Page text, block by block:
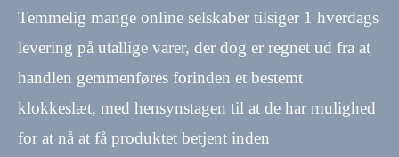
Temmelig mange online selskaber tilsiger 1 hverdags
levering på utallige varer, der dog er regnet ud fra at
handlen gemmenføres forinden et bestemt
klokkeslæt, med hensynstagen til at de har mulighed
for at nå at få produktet betjent inden